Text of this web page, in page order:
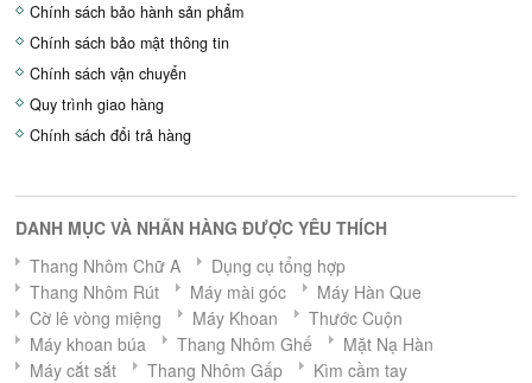
Chính sách bảo hành sản phẩm
Chính sách bảo mật thông tin
Chính sách vận chuyển
Quy trình giao hàng
Chính sách đổi trả hàng
DANH MỤC VÀ NHÃN HÀNG ĐƯỢC YÊU THÍCH
Thang Nhôm Chữ A
Dụng cụ tổng hợp
Thang Nhôm Rút
Máy mài góc
Máy Hàn Que
Cờ lê vòng miệng
Máy Khoan
Thước Cuộn
Máy khoan búa
Thang Nhôm Ghế
Mặt Nạ Hàn
Máy cắt sắt
Thang Nhôm Gấp
Kìm cầm tay